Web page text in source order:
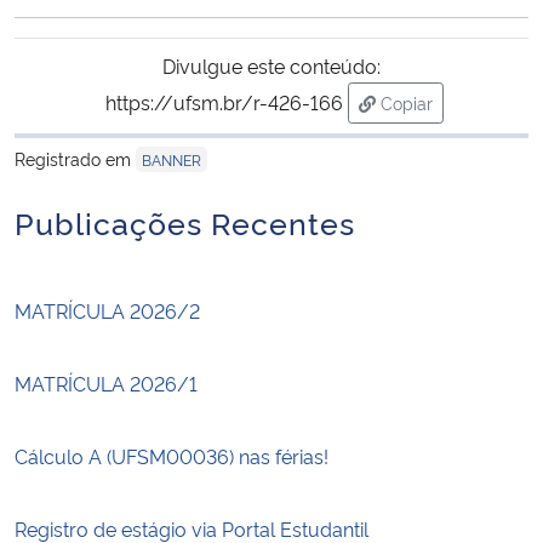
Ministério da Cidadania
Ministério de Minas e Energia
Ministério da Ciência, Tecnologia, Inovações e Comunicações
Controladoria-Geral da União
Ministério da Mulher, da Família e dos Direitos Humanos
Divulgue este conteúdo:
https://ufsm.br/r-426-166
Copiar
para área de
Registrado em
BANNER
Publicações Recentes
MATRÍCULA 2026/2
MATRÍCULA 2026/1
Cálculo A (UFSM00036) nas férias!
Registro de estágio via Portal Estudantil